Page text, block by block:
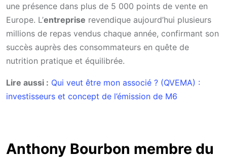
une présence dans plus de 5 000 points de vente en
Europe. L’entreprise revendique aujourd’hui plusieurs
millions de repas vendus chaque année, confirmant son
succès auprès des consommateurs en quête de
nutrition pratique et équilibrée.
Lire aussi : Qui veut être mon associé ? (QVEMA) :
investisseurs et concept de l’émission de M6
Anthony Bourbon membre du